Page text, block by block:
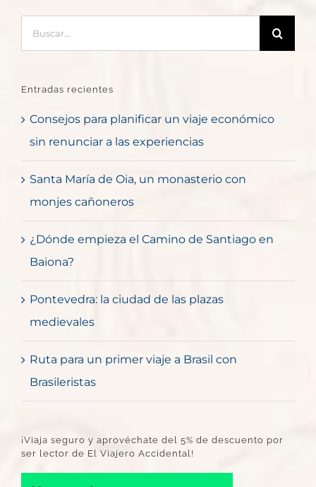
Entradas recientes
Consejos para planificar un viaje económico
sin renunciar a las experiencias
Santa María de Oia, un monasterio con
monjes cañoneros
¿Dónde empieza el Camino de Santiago en
Baiona?
Pontevedra: la ciudad de las plazas
medievales
Ruta para un primer viaje a Brasil con
Brasileristas
¡Viaja seguro y aprovéchate del 5% de descuento por
ser lector de El Viajero Accidental!